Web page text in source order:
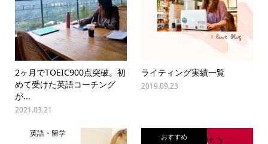
2ヶ月でTOEIC900点突破。初
めて受けた英語コーチング
が...
2021.03.21
ライティング実績一覧
2019.09.23
英語・留学 おすすめ